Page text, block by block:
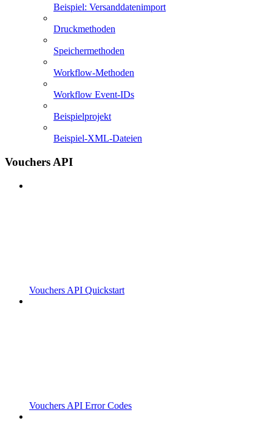
Beispiel: Versanddatenimport
Druckmethoden
Speichermethoden
Workflow-Methoden
Workflow Event-IDs
Beispielprojekt
Beispiel-XML-Dateien
Vouchers API
Vouchers API Quickstart
Vouchers API Error Codes